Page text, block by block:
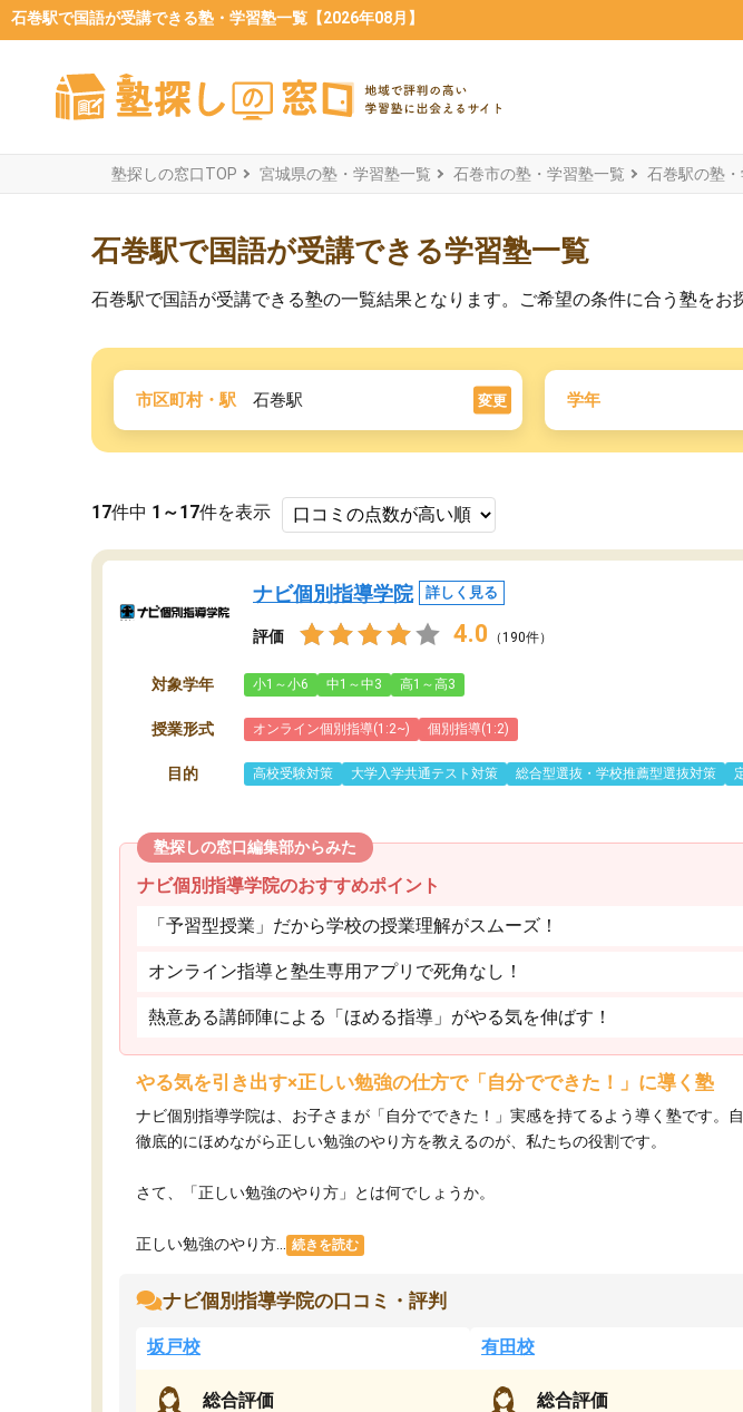
石巻駅で国語が受講できる塾・学習塾一覧【2026年08月】
塾探しの窓口TOP 宮城県の塾・学習塾一覧 石巻市の塾・学習塾一覧 石巻駅の塾
石巻駅で国語が受講できる学習塾一覧
石巻駅で国語が受講できる塾の一覧結果となります。ご希望の条件に合う塾をお
市区町村・駅 石巻駅 変更 学年
17件中 1～17件を表示
ナビ個別指導学院 詳しく見る
評価 4.0 （190件）
対象学年 小1～小6 中1～中3 高1～高3
授業形式 オンライン個別指導(1:2~) 個別指導(1:2)
目的 高校受験対策 大学入学共通テスト対策 総合型選抜・学校推薦型選抜対策
塾探しの窓口編集部からみた
ナビ個別指導学院のおすすめポイント
「予習型授業」だから学校の授業理解がスムーズ！
オンライン指導と塾生専用アプリで死角なし！
熱意ある講師陣による「ほめる指導」がやる気を伸ばす！
やる気を引き出す×正しい勉強の仕方で「自分でできた！」に導く塾
ナビ個別指導学院は、お子さまが「自分でできた！」実感を持てるよう導く塾です。
徹底的にほめながら正しい勉強のやり方を教えるのが、私たちの役割です。
さて、「正しい勉強のやり方」とは何でしょうか。
正しい勉強のやり方... 続きを読む
ナビ個別指導学院の口コミ・評判
坂戸校
総合評価
有田校
総合評価